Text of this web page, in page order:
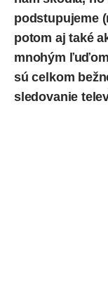
podstupujeme
potom aj také
mnohým
sú celkom
sledovanie